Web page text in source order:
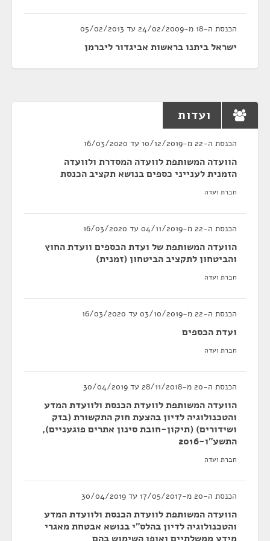
הכנסת ה-18 מ-24/02/2009 עד 05/02/2013
ישראל ביתנו בראשות אביגדור ליברמן
ועדות
הכנסת ה-22 מ-10/12/2019 עד 16/03/2020
הוועדה המשותפת לוועדה המסדרת ולוועדה
הזמנית לענייני כספים בנושא תקציב הכנסת
חברת ועדה
הכנסת ה-22 מ-04/11/2019 עד 16/03/2020
הוועדה המשותפת של ועדת הכספים וועדת החוץ
והביטחון לתקציב הביטחון (זמנית)
חברת ועדה
הכנסת ה-22 מ-03/10/2019 עד 16/03/2020
ועדת הכספים
חברת ועדה
הכנסת ה-20 מ-28/11/2018 עד 30/04/2019
הוועדה המשותפת לוועדת הכנסת ולוועדת המדע
והטכנולוגיה לדיון בהצעת חוק התקשורת (בזק
ושידורים) (תיקון-חובת סינון אתרים פוגעניים),
התשע"ו-2016
חברת ועדה
הכנסת ה-20 מ-17/05/2017 עד 30/04/2019
הוועדה המשותפת לוועדת הכנסת ולוועדת המדע
והטכנולוגיה לדיון בהלס"י בנושא אבטחת מאגרי